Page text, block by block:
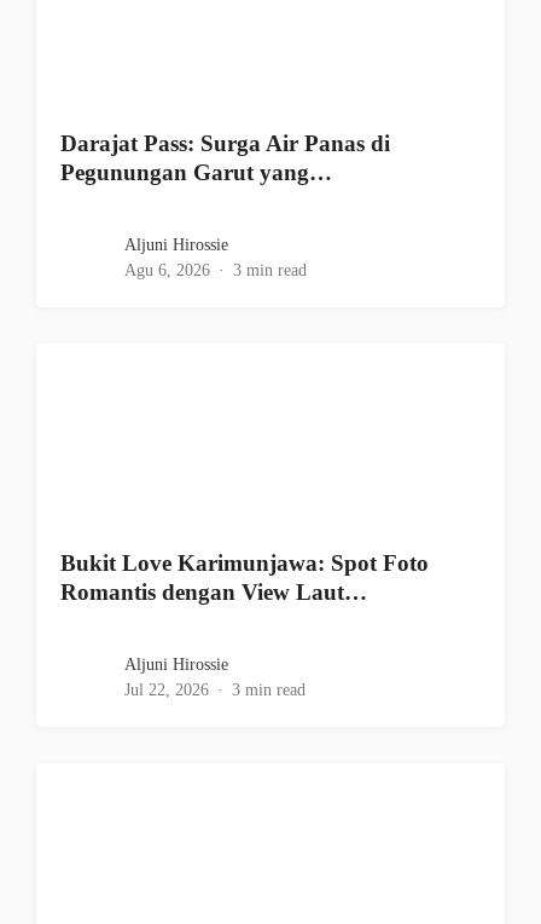
Darajat Pass: Surga Air Panas di
Pegunungan Garut yang…
Aljuni Hirossie
Agu 6, 2026
3 min read
Bukit Love Karimunjawa: Spot Foto
Romantis dengan View Laut…
Aljuni Hirossie
Jul 22, 2026
3 min read